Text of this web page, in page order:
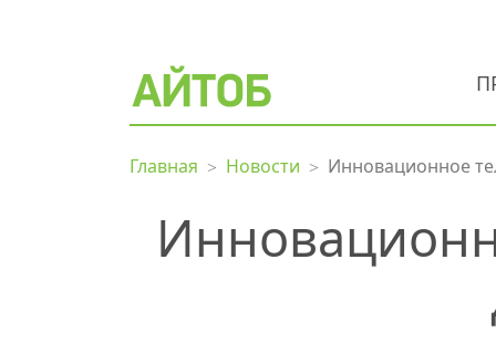
Главная Новости Инновационное